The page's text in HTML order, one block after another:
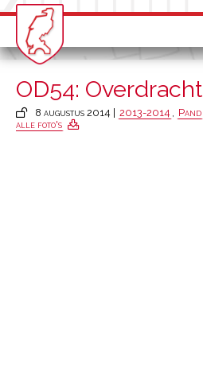
OD54: Overdracht
8 augustus 2014 | 2013-2014 , Pand
alle foto's